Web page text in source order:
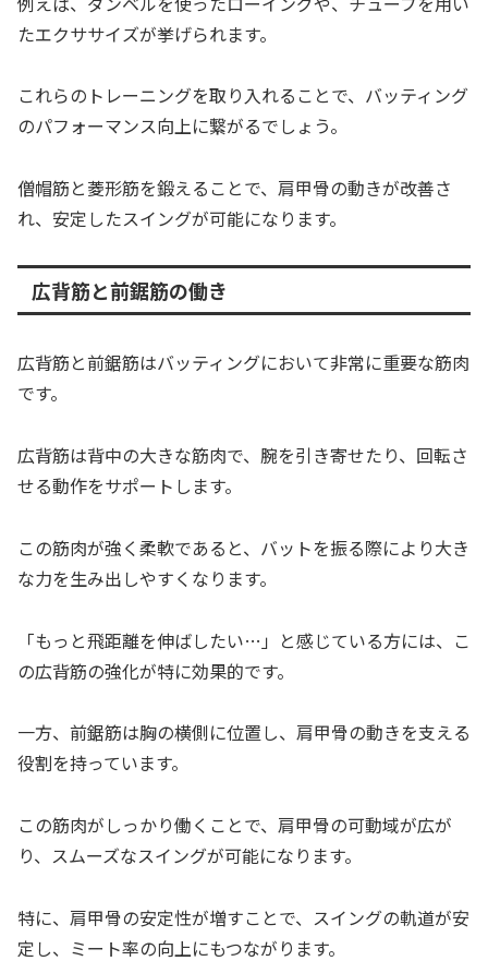
たエクササイズが挙げられます。
これらのトレーニングを取り入れることで、バッティング
のパフォーマンス向上に繋がるでしょう。
僧帽筋と菱形筋を鍛えることで、肩甲骨の動きが改善さ
れ、安定したスイングが可能になります。
広背筋と前鋸筋の働き
広背筋と前鋸筋はバッティングにおいて非常に重要な筋肉
です。
広背筋は背中の大きな筋肉で、腕を引き寄せたり、回転さ
せる動作をサポートします。
この筋肉が強く柔軟であると、バットを振る際により大き
な力を生み出しやすくなります。
「もっと飛距離を伸ばしたい…」と感じている方には、こ
の広背筋の強化が特に効果的です。
一方、前鋸筋は胸の横側に位置し、肩甲骨の動きを支える
役割を持っています。
この筋肉がしっかり働くことで、肩甲骨の可動域が広が
り、スムーズなスイングが可能になります。
特に、肩甲骨の安定性が増すことで、スイングの軌道が安
定し、ミート率の向上にもつながります。